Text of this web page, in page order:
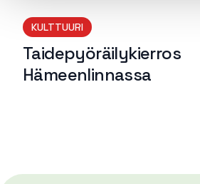
KULTTUURI
Taidepyöräilykierros
Hämeenlinnassa